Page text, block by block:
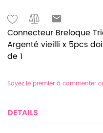
Connecteur Breloque
Argenté vieilli x 5pcs
de 1
Soyez le premier à commenter
DETAILS